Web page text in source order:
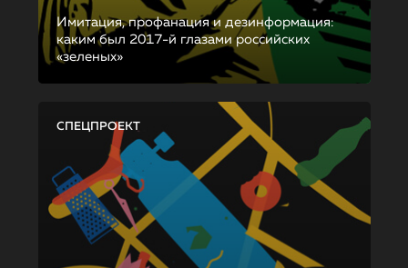
Имитация, профанация и дезинформация:
каким был 2017-й глазами российских
«зеленых»
СПЕЦПРОЕКТ